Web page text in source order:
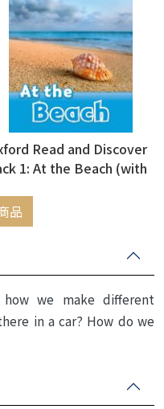
Read and Discover
1: At the Beach (with
品
we make different
in a car? How do we